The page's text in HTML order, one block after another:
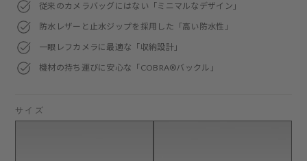
従来のカメラバッグにはない「ミニマルなデザイン」
防水レザーと止水ジップを採用した「高い防水性」
一眼レフカメラに最適な「収納設計」
機材の持ち運びに安心な「COBRA®バックル」
サイズ